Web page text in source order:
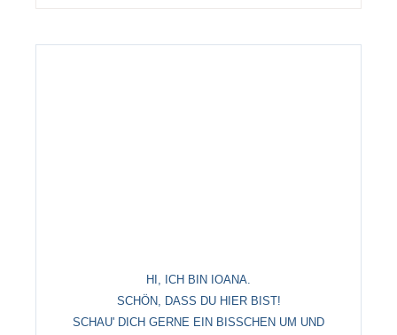
HI, ICH BIN IOANA.
SCHÖN, DASS DU HIER BIST!
SCHAU' DICH GERNE EIN BISSCHEN UM UND